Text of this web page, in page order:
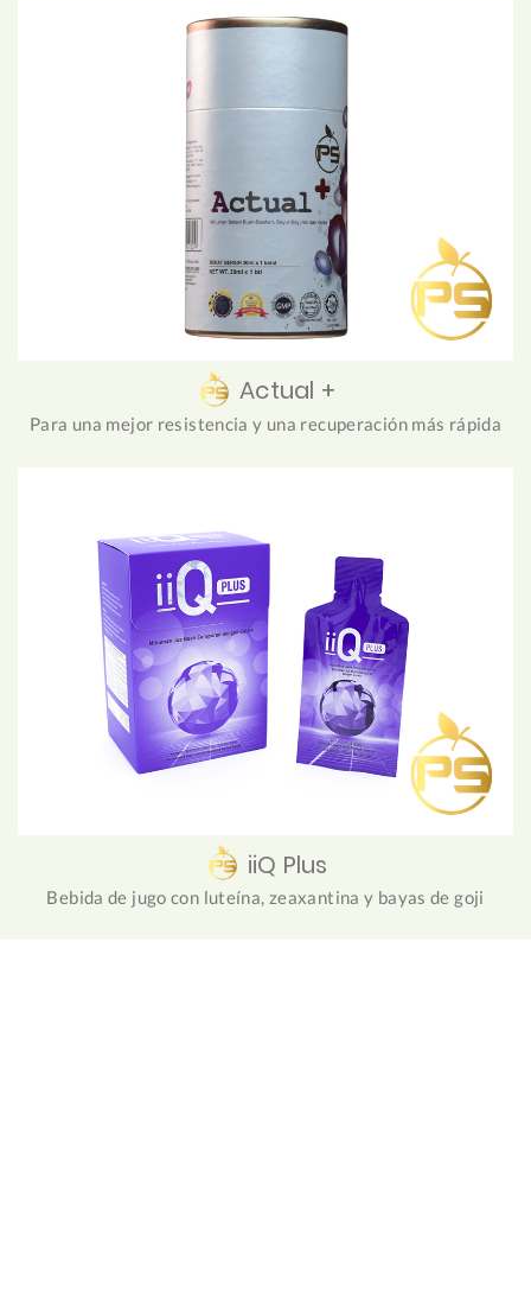
Actual +
Para una mejor resistencia y una recuperación más rápida
iiQ Plus
Bebida de jugo con luteína, zeaxantina y bayas de goji